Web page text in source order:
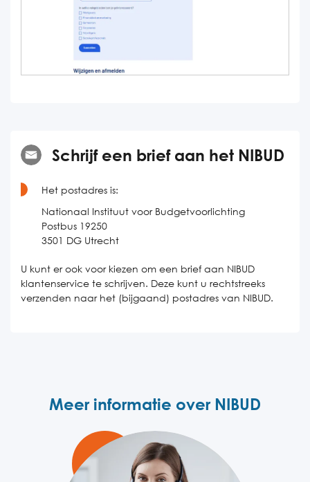
Schrijf een brief aan het NIBUD
Het postadres is:
Nationaal Instituut voor Budgetvoorlichting
Postbus 19250
3501 DG Utrecht
U kunt er ook voor kiezen om een brief aan NIBUD
klantenservice te schrijven. Deze kunt u rechtstreeks
verzenden naar het (bijgaand) postadres van NIBUD.
Meer informatie over NIBUD